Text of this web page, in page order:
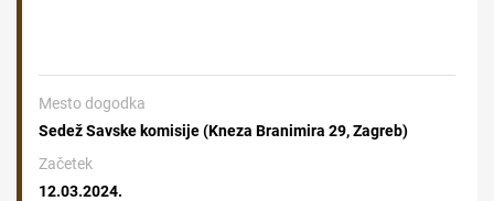
Mesto dogodka
Sedež Savske komisije (Kneza Branimira 29, Zagreb)
Začetek
12.03.2024.